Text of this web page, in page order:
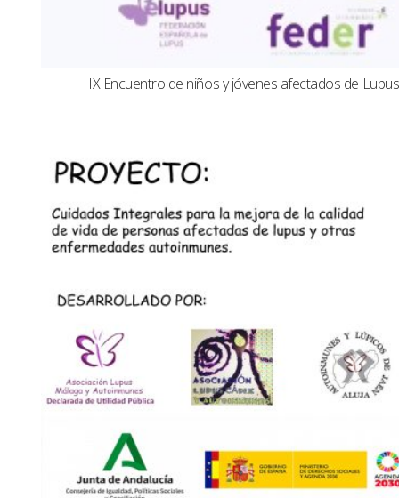
IX Encuentro de niños y jóvenes afectados de